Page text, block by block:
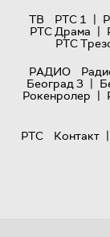
ТВ
РТС 1 |
РТС Драма |
РТС
РАДИО
Београд 3 |
Рокенролер |
РТС
Контакт |